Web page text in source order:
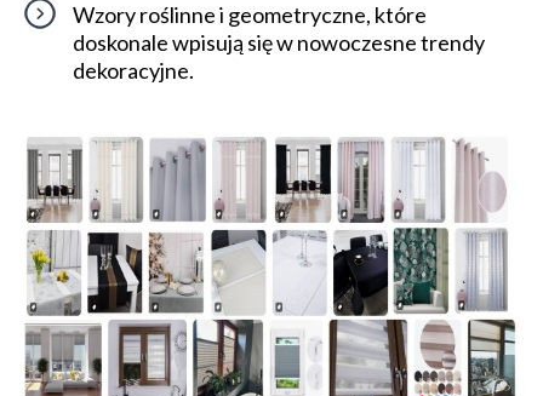
Wzory roślinne i geometryczne, które
doskonale wpisują się w nowoczesne trendy
dekoracyjne.